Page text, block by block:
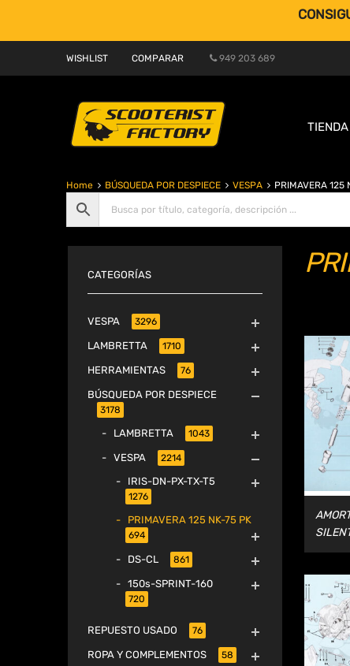
WISHLIST COMPARAR 949 203 689
Home BÚSQUEDA POR DESPIECE VESPA PRIMAVERA 125
CATEGORÍAS
VESPA 3296
LAMBRETTA 1710
HERRAMIENTAS 76
BÚSQUEDA POR DESPIECE
3178
LAMBRETTA 1043
VESPA 2214
IRIS-DN-PX-TX-T5
1276
PRIMAVERA 125 NK-75 PK
694
DS-CL 861
150s-SPRINT-160
720
REPUESTO USADO 76
ROPA Y COMPLEMENTOS 58